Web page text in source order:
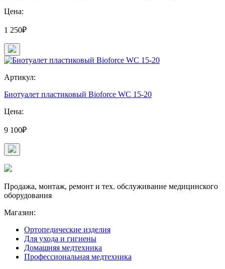
Цена:
1 250₽
Артикул:
Биотуалет пластиковый Bioforce WC 15-20
Цена:
9 100₽
Продажа, монтаж, ремонт и тех. обслуживание медицинского
оборудования
Магазин:
Ортопедические изделия
Для ухода и гигиены
Домашняя медтехника
Профессиональная медтехника